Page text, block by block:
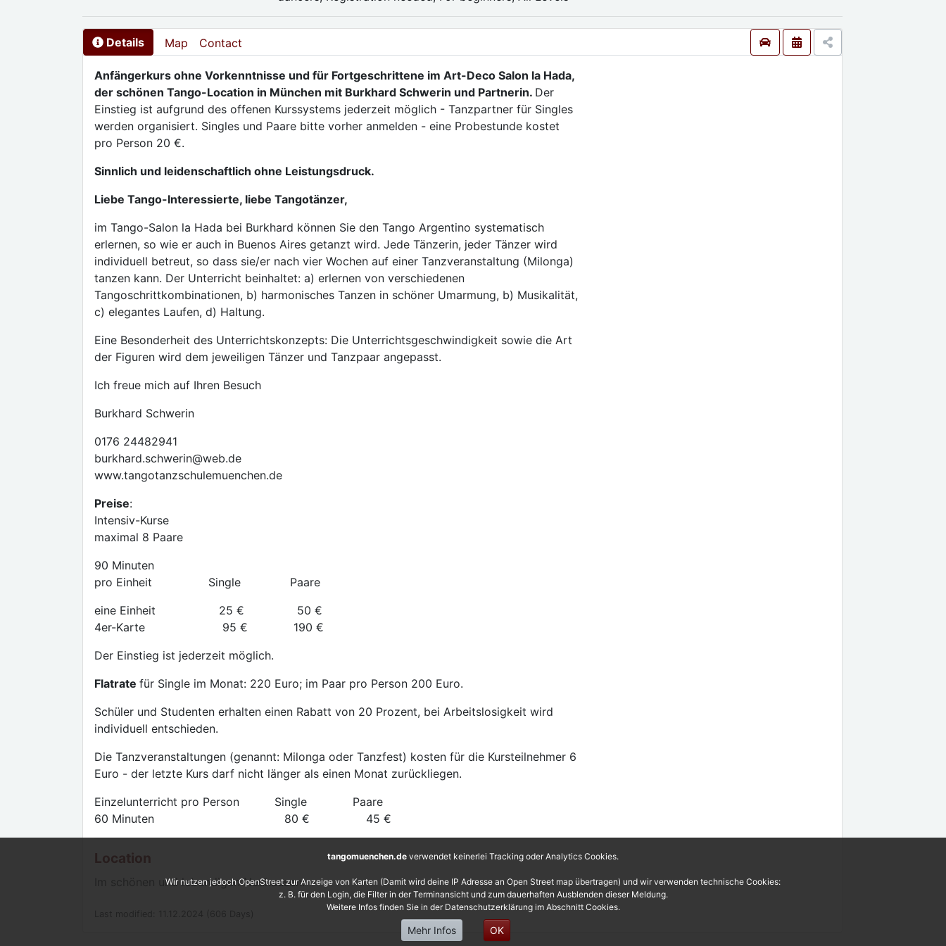
Details Map Contact
Anfängerkurs ohne Vorkenntnisse und für Fortgeschrittene im Art-Deco Salon la Hada,
der schönen Tango-Location in München mit Burkhard Schwerin und Partnerin. Der
Einstieg ist aufgrund des offenen Kurssystems jederzeit möglich - Tanzpartner für Singles
werden organisiert. Singles und Paare bitte vorher anmelden - eine Probestunde kostet
pro Person 20 €.
Sinnlich und leidenschaftlich ohne Leistungsdruck.
Liebe Tango-Interessierte, liebe Tangotänzer,
im Tango-Salon la Hada bei Burkhard können Sie den Tango Argentino systematisch
erlernen, so wie er auch in Buenos Aires getanzt wird. Jede Tänzerin, jeder Tänzer wird
individuell betreut, so dass sie/er nach vier Wochen auf einer Tanzveranstaltung (Milonga)
tanzen kann. Der Unterricht beinhaltet: a) erlernen von verschiedenen
Tangoschrittkombinationen, b) harmonisches Tanzen in schöner Umarmung, b) Musikalität,
c) elegantes Laufen, d) Haltung.
Eine Besonderheit des Unterrichtskonzepts: Die Unterrichtsgeschwindigkeit sowie die Art
der Figuren wird dem jeweiligen Tänzer und Tanzpaar angepasst.
Ich freue mich auf Ihren Besuch
Burkhard Schwerin
0176 24482941
burkhard.schwerin@web.de
www.tangotanzschulemuenchen.de
Preise:
Intensiv-Kurse
maximal 8 Paare
90 Minuten
pro Einheit Single Paare
eine Einheit 25 € 50 €
4er-Karte 95 € 190 €
Der Einstieg ist jederzeit möglich.
Flatrate für Single im Monat: 220 Euro; im Paar pro Person 200 Euro.
Schüler und Studenten erhalten einen Rabatt von 20 Prozent, bei Arbeitslosigkeit wird
individuell entschieden.
Die Tanzveranstaltungen (genannt: Milonga oder Tanzfest) kosten für die Kursteilnehmer 6
Euro - der letzte Kurs darf nicht länger als einen Monat zurückliegen.
Einzelunterricht pro Person Single Paare
60 Minuten 80 € 45 €
Location
Im schönen und lebendigen Neuhausen!
tangomuenchen.de verwendet keinerlei Tracking oder Analytics Cookies.
Wir nutzen jedoch OpenStreet zur Anzeige von Karten (Damit wird deine IP Adresse an Open Street map übertragen) und wir verwenden technische Cookies:
z. B. für den Login, die Filter in der Terminansicht und zum dauerhaften Ausblenden dieser Meldung.
Weitere Infos finden Sie in der Datenschutzerklärung im Abschnitt Cookies.
Mehr Infos OK